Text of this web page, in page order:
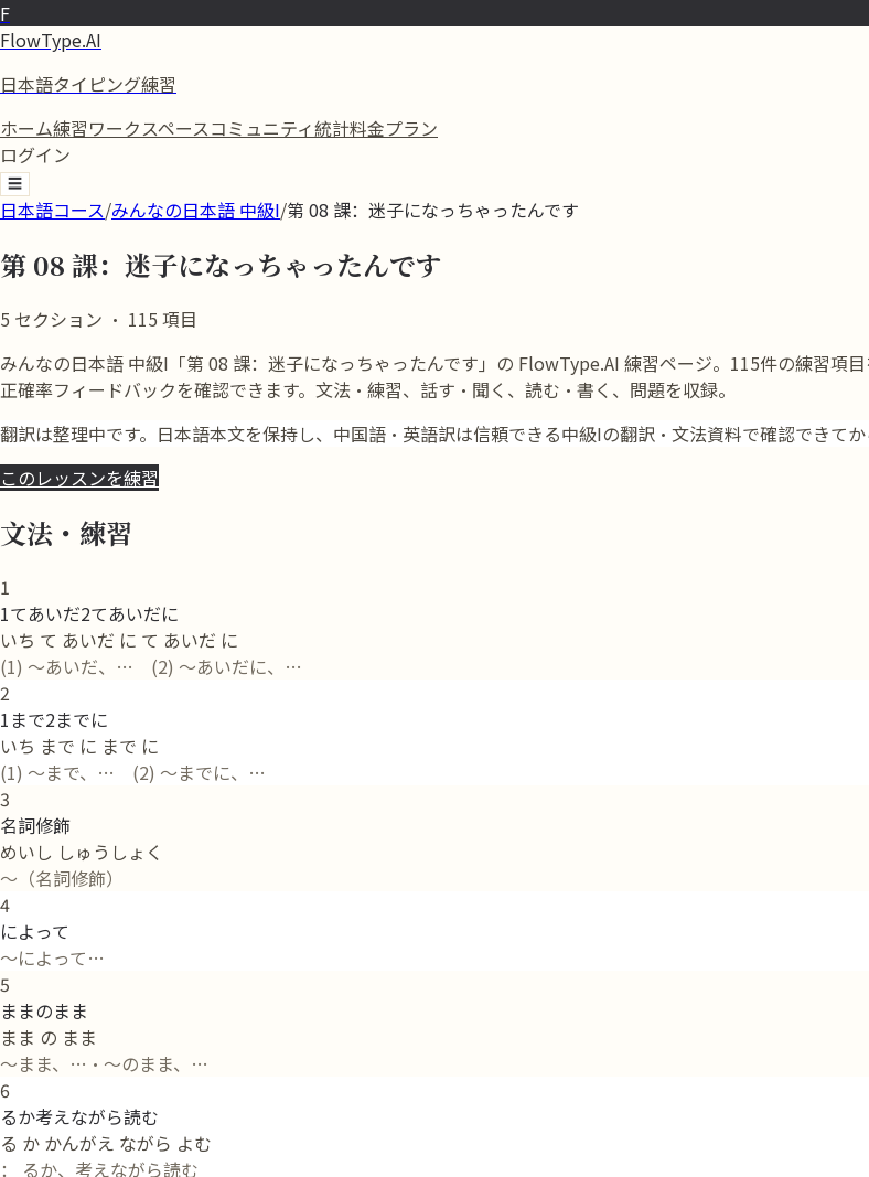
F
FlowType.AI
日本語タイピング練習
ホーム練習ワークスペースコミュニティ統計料金プラン
ログイン
☰
日本語コース/みんなの日本語 中級I/第 08 課：迷子になっちゃったんです
第 08 課：迷子になっちゃったんです
5 セクション · 115 項目
みんなの日本語 中級I「第 08 課：迷子になっちゃったんです」の FlowType.AI 練習ページ。115件の練習項
正確率フィードバックを確認できます。文法・練習、話す・聞く、読む・書く、問題を収録。
翻訳は整理中です。日本語本文を保持し、中国語・英語訳は信頼できる中級Iの翻訳・文法資料で確認できてか
このレッスンを練習
文法・練習
1
1てあいだ2てあいだに
いち て あいだ に て あいだ に
(1) 〜あいだ、… (2) 〜あいだに、…
2
1まで2までに
いち まで に まで に
(1) 〜まで、… (2) 〜までに、…
3
名詞修飾
めいし しゅうしょく
〜（名詞修飾）
4
によって
〜によって…
5
ままのまま
まま の まま
〜まま、…・〜のまま、…
6
るか考えながら読む
る か かんがえ ながら よむ
： るか、考えながら読む